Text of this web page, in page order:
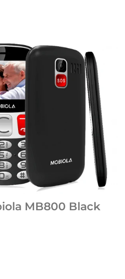
MB800 Black